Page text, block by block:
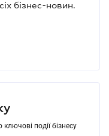
бізнес-новин.
події бізнесу